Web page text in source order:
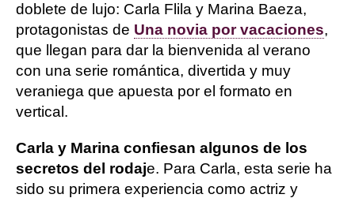
doblete de lujo: Carla Flila y Marina Baeza,
protagonistas de Una novia por vacaciones,
que llegan para dar la bienvenida al verano
con una serie romántica, divertida y muy
veraniega que apuesta por el formato en
vertical.
Carla y Marina confiesan algunos de los
secretos del rodaje. Para Carla, esta serie ha
sido su primera experiencia como actriz y